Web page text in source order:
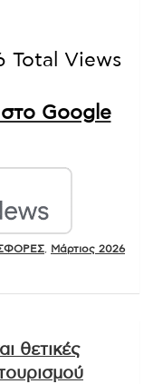
Total Views
Google
Μάρτιος 2026
θετικές